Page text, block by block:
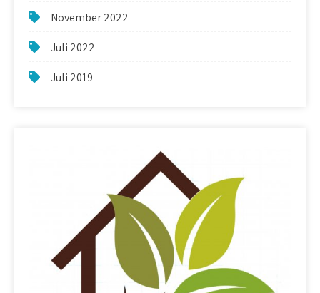
November 2022
Juli 2022
Juli 2019